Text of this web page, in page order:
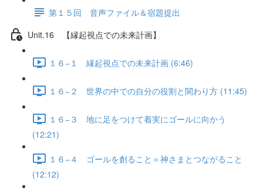
第１５回 音声ファイル＆宿題提出
Unit.16 【縁起視点での未来計画】
１６−１ 縁起視点での未来計画 (6:46)
１６−２ 世界の中での自分の役割と関わり方 (11:45)
１６−３ 地に足をつけて着実にゴールに向かう
(12:21)
１６−４ ゴールを創ること＝神さまとつながること
(12:12)